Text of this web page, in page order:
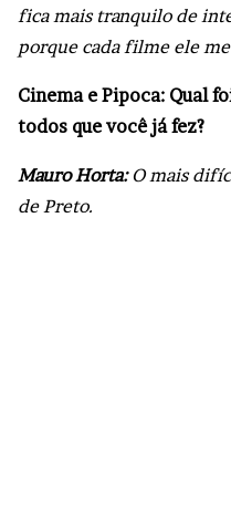
fica mais tranquilo de
porque cada filme ele
Cinema e Pipoca: Qual
todos que você já fez?
Mauro Horta:O mais
de Preto.